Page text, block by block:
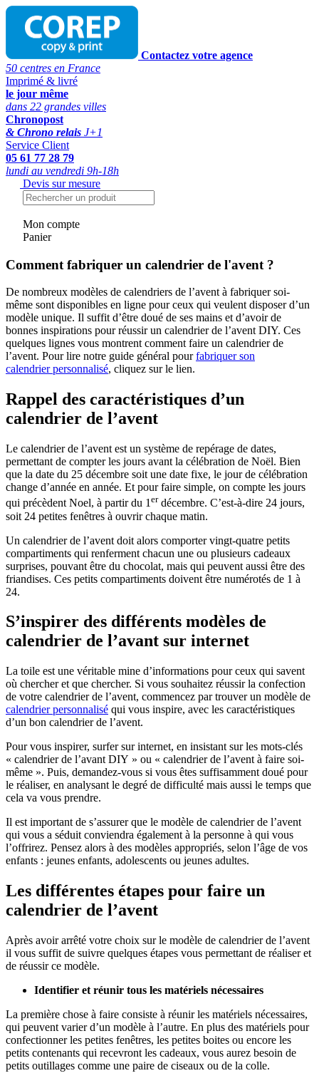
Contactez votre agence
50 centres en France
Imprimé & livré
le jour même
dans 22 grandes villes
Chronopost
& Chrono relais J+1
Service Client
05 61 77 28 79
lundi au vendredi 9h-18h
Devis sur mesure
Mon compte
Panier
Comment fabriquer un calendrier de l'avent ?
De nombreux modèles de calendriers de l’avent à fabriquer soi-
même sont disponibles en ligne pour ceux qui veulent disposer d’un
modèle unique. Il suffit d’être doué de ses mains et d’avoir de
bonnes inspirations pour réussir un calendrier de l’avent DIY. Ces
quelques lignes vous montrent comment faire un calendrier de
l’avent. Pour lire notre guide général pourfabriquer son
calendrier personnalisé, cliquez sur le lien.
Rappel des caractéristiques d’un
calendrier de l’avent
Le calendrier de l’avent est un système de repérage de dates,
permettant de compter les jours avant la célébration de Noël. Bien
que la date du 25 décembre soit une date fixe, le jour de célébration
change d’année en année. Et pour faire simple, on compte les jours
qui précèdent Noel, à partir du 1erdécembre. C’est-à-dire 24 jours,
soit 24 petites fenêtres à ouvrir chaque matin.
Un calendrier de l’avent doit alors comporter vingt-quatre petits
compartiments qui renferment chacun une ou plusieurs cadeaux
surprises, pouvant être du chocolat, mais qui peuvent aussi être des
friandises. Ces petits compartiments doivent être numérotés de 1 à
24.
S’inspirer des différents modèles de
calendrier de l’avant sur internet
La toile est une véritable mine d’informations pour ceux qui savent
où chercher et que chercher. Si vous souhaitez réussir la confection
de votre calendrier de l’avent, commencez par trouver un modèle de
calendrier personnalisé qui vous inspire, avec les caractéristiques
d’un bon calendrier de l’avent.
Pour vous inspirer, surfer sur internet, en insistant sur les mots-clés
« calendrier de l’avant DIY » ou « calendrier de l’avent à faire soi-
même ». Puis, demandez-vous si vous êtes suffisamment doué pour
le réaliser, en analysant le degré de difficulté mais aussi le temps que
cela va vous prendre.
Il est important de s’assurer que le modèle de calendrier de l’avent
qui vous a séduit conviendra également à la personne à qui vous
l’offrirez. Pensez alors à des modèles appropriés, selon l’âge de vos
enfants : jeunes enfants, adolescents ou jeunes adultes.
Les différentes étapes pour faire un
calendrier de l’avent
Après avoir arrêté votre choix sur le modèle de calendrier de l’avent
il vous suffit de suivre quelques étapes vous permettant de réaliser et
de réussir ce modèle.
Identifier et réunir tous les matériels nécessaires
La première chose à faire consiste à réunir les matériels nécessaires,
qui peuvent varier d’un modèle à l’autre. En plus des matériels pour
confectionner les petites fenêtres, les petites boites ou encore les
petits contenants qui recevront les cadeaux, vous aurez besoin de
petits outillages comme une paire de ciseaux ou de la colle.